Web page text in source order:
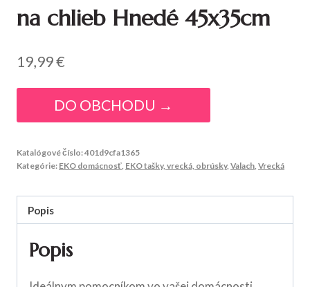
na chlieb Hnedé 45x35cm
19,99€
DO OBCHODU →
Katalógové číslo:401d9cfa1365
Kategórie: EKO domácnosť EKO tašky, vrecká, obrúsky, Valach Vrecká
Popis
Popis